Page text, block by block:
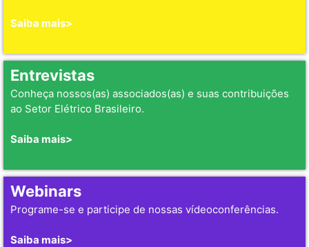
Saiba mais>
Entrevistas
Conheça nossos(as) associados(as) e suas contribuições
ao Setor Elétrico Brasileiro.
Saiba mais>
Webinars
Programe-se e participe de nossas vídeoconferências.
Saiba mais>